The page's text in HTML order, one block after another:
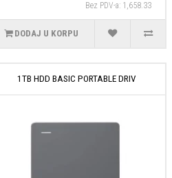
Bez PDV-a: 1,658.33
DODAJ U KORPU
1TB HDD BASIC PORTABLE DRIV